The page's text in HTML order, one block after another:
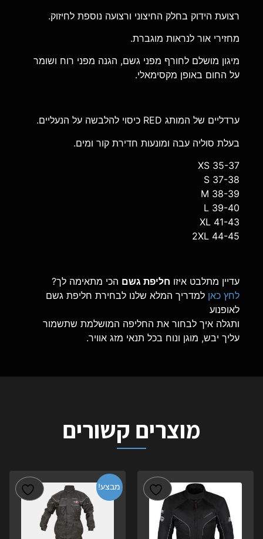
רצועת הידוק בחלק החיצוני ורצועה נוספת לחיזוק.
מחזירי אור לנראות מוגברת.
מיגון מושלם לחורף מפני גשם, הגנה מפני רוח ושומר
על החום באופן מקסימאלי.
ערדליים של המותג RED כיסוי להלבשה על הנעליים.
בעלת סוליה עבה ומונעות חדירת קור ומים.
XS 35-37
S 37-38
M 38-39
L 39-40
XL 41-43
2XL 44-45
עדיין מתלבט איזו חליפת גשם הכי מתאימה לך?
לחץ כאן למדריך המלא שלנו לבחירת חליפת גשם
לאופנוע
ותגלה איך לבחור את החליפה המושלמת שתשמור
עליך יבש, מוגן ונוח בכל תנאי מזג אוויר.
מוצרים קשורים
מבצע!